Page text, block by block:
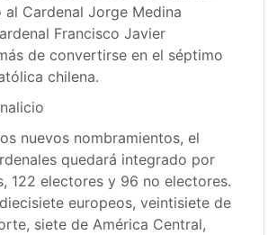
Cardenal Jorge Medina
Francisco Javier
de convertirse en el séptimo
chilena.
nuevos nombramientos, el
quedará integrado por
122 electores y 96 no electores.
europeos, veintisiete de
siete de América Central,